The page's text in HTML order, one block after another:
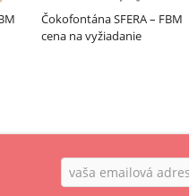
Čokofontána SFERA – FBM
cena na vyžiadanie